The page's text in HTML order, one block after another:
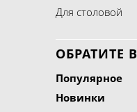
Для столовой
ОБРАТИТЕ
Популярное
Новинки